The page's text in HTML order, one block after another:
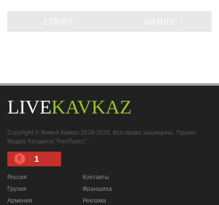
LIVEKAVKAZ
Copyright © Живой Кавказ 2018-2026. Все права защищены. Проект
Медиа Холдинга "НатПресс".
1
Россия
Грузия
Армения
Контакты
Франшиза
Реклама